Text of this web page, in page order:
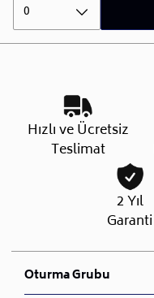
0
Hızlı ve Ücretsiz
Teslimat
2 Yıl
Garanti
Oturma Grubu